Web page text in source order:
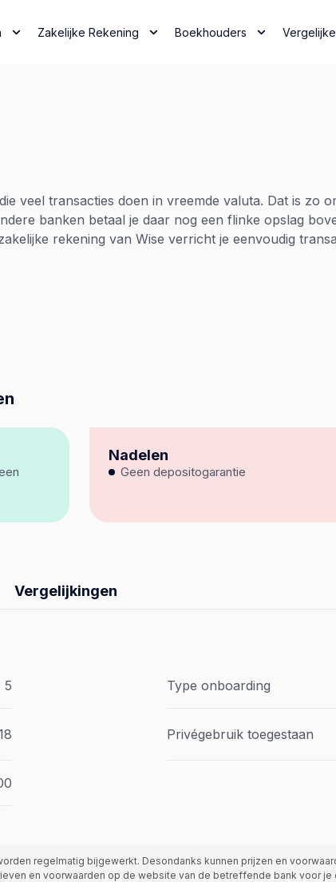
Zakelijke Rekening Boekhouders
veel transacties doen in vreemde valuta. Dat is zo
banken betaal je daar nog een flinke opslag
rekening van Wise verricht je eenvoudig
Nadelen
Geen depositogarantie
Vergelijkingen
5 Type onboarding
Privégebruik toegestaan
regelmatig bijgewerkt. Desondanks kunnen prijzen en
en voorwaarden op de website van de betreffende bank voor je